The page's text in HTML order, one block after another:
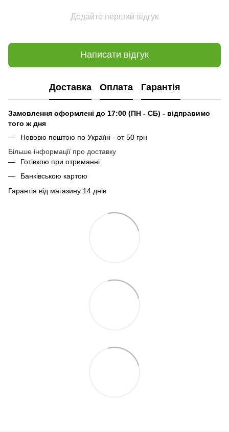
Додайте перший відгук
Написати відгук
Доставка Оплата Гарантія
Замовлення оформлені до 17:00 (ПН - СБ) - відправимо
того ж дня
Нововю поштою по Україні - от 50 грн
Більше інформації про доставку
Готівкою при отриманні
Банківською картою
Гарантія від магазину 14 днів